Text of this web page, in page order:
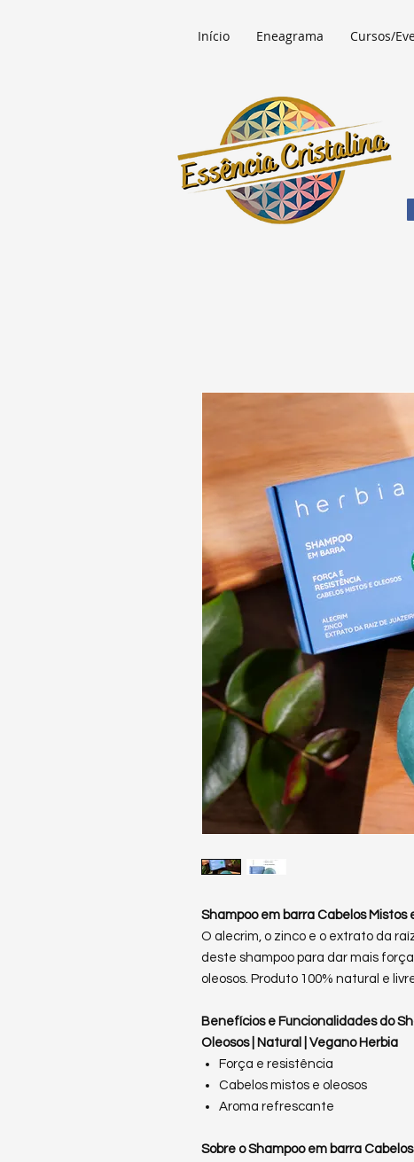
Início Eneagrama Cursos/
Shampoo em barra Cabelos Mistos
O alecrim, o zinco e o extrato da
deste shampoo para dar mais
oleosos. Produto 100% natural e
Benefícios e Funcionalidades do
Oleosos | Natural | Vegano Herbia
Força e resistência
Cabelos mistos e oleosos
Aroma refrescante
Sobre o Shampoo em barra